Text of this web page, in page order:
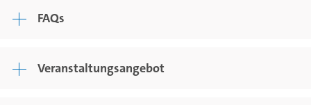
FAQs
Veranstaltungsangebot